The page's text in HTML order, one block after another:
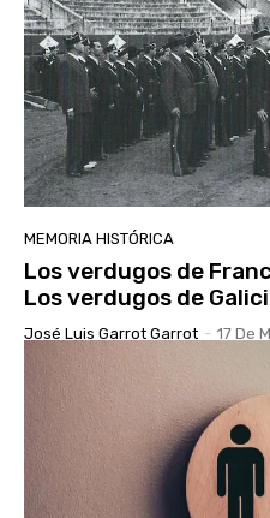
MEMORIA HISTÓRICA
Los verdugos de
Los verdugos de
José Luis Garrot Garrot - 17 De